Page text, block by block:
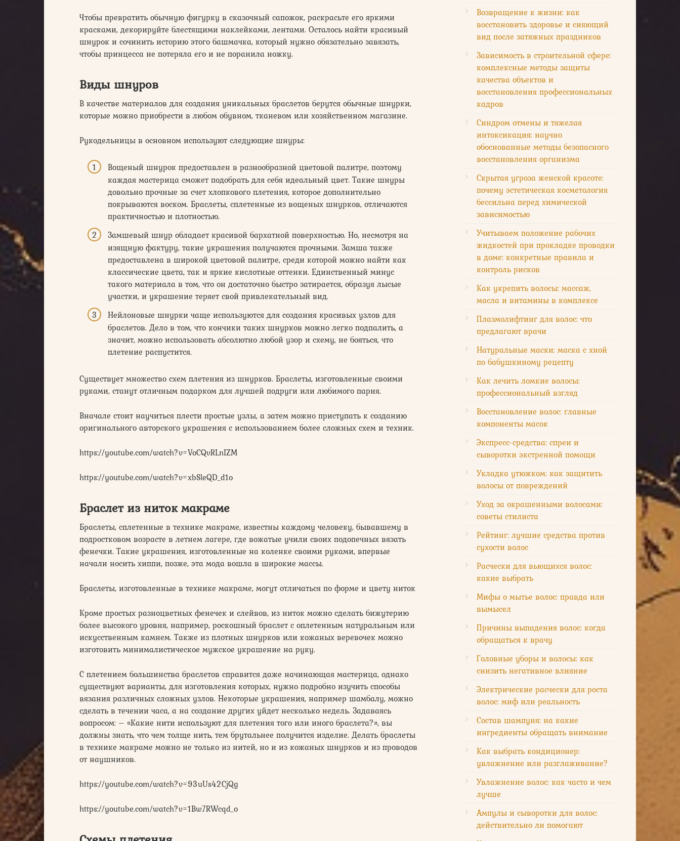
Чтобы превратить обычную фигурку в сказочный сапожок, раскрасьте его яркими
красками, декорируйте блестящими наклейками, лентами. Осталось найти красивый
шнурок и сочинить историю этого башмачка, который нужно обязательно завязать,
чтобы принцесса не потеряла его и не поранила ножку.
Виды шнуров
В качестве материалов для создания уникальных браслетов берутся обычные шнурки,
которые можно приобрести в любом обувном, тканевом или хозяйственном магазине.
Рукодельницы в основном используют следующие шнуры:
Вощеный шнурок предоставлен в разнообразной цветовой палитре, поэтому
каждая мастерица сможет подобрать для себя идеальный цвет. Такие шнуры
довольно прочные за счет хлопкового плетения, которое дополнительно
покрываются воском. Браслеты, сплетенные из вощеных шнурков, отличаются
практичностью и плотностью.
Замшевый шнур обладает красивой бархатной поверхностью. Но, несмотря на
изящную фактуру, такие украшения получаются прочными. Замша также
предоставлена в широкой цветовой палитре, среди которой можно найти как
классические цвета, так и яркие кислотные оттенки. Единственный минус
такого материала в том, что он достаточно быстро затирается, образуя лысые
участки, и украшение теряет свой привлекательный вид.
Нейлоновые шнурки чаще используются для создания красивых узлов для
браслетов. Дело в том, что кончики таких шнурков можно легко подпалить, а
значит, можно использовать абсолютно любой узор и схему, не бояться, что
плетение распустится.
Существует множество схем плетения из шнурков. Браслеты, изготовленные своими
руками, станут отличным подарком для лучшей подруги или любимого парня.
Вначале стоит научиться плести простые узлы, а затем можно приступать к созданию
оригинального авторского украшения с использованием более сложных схем и техник.
https://youtube.com/watch?v=VoCQvRLnIZM
https://youtube.com/watch?v=xbSleQD_d1o
Браслет из ниток макраме
Браслеты, сплетенные в технике макраме, известны каждому человеку, бывавшему в
подростковом возрасте в летнем лагере, где вожатые учили своих подопечных вязать
фенечки. Такие украшения, изготовленные на коленке своими руками, впервые
начали носить хиппи, позже, эта мода вошла в широкие массы.
Браслеты, изготовленные в технике макраме, могут отличаться по форме и цвету ниток
Кроме простых разноцветных фенечек и слейвов, из ниток можно сделать бижутерию
более высокого уровня, например, роскошный браслет с оплетенным натуральным или
искусственным камнем. Также из плотных шнурков или кожаных веревочек можно
изготовить минималистическое мужское украшение на руку.
С плетением большинства браслетов справится даже начинающая мастерица, однако
существуют варианты, для изготовления которых, нужно подробно изучить способы
вязания различных сложных узлов. Некоторые украшения, например шамбалу, можно
сделать в течении часа, а на создание других уйдет несколько недель. Задаваясь
вопросом: – «Какие нити используют для плетения того или иного браслета?», вы
должны знать, что чем толще нить, тем брутальнее получится изделие. Делать браслеты
в технике макраме можно не только из нитей, но и из кожаных шнурков и из проводов
от наушников.
https://youtube.com/watch?v=93uUs42CjQg
https://youtube.com/watch?v=1Bw7RWcqd_o
Возвращение к жизни: как
восстановить здоровье и сияющий
вид после затяжных праздников
Зависимость в строительной сфере:
комплексные методы защиты
качества объектов и
восстановления профессиональных
кадров
Синдром отмены и тяжелая
интоксикация: научно
обоснованные методы безопасного
восстановления организма
Скрытая угроза женской красоте:
почему эстетическая косметология
бессильна перед химической
зависимостью
Учитываем положение рабочих
жидкостей при прокладке проводки
в доме: конкретные правила и
контроль рисков
Как укрепить волосы: массаж,
масла и витамины в комплексе
Плазмолифтинг для волос: что
предлагают врачи
Натуральные маски: маска с хной
по бабушкиному рецепту
Как лечить ломкие волосы:
профессиональный взгляд
Восстановление волос: главные
компоненты масок
Экспресс-средства: спреи и
сыворотки экстренной помощи
Укладка утюжком: как защитить
волосы от повреждений
Уход за окрашенными волосами:
советы стилиста
Рейтинг: лучшие средства против
сухости волос
Расчески для вьющихся волос:
какие выбрать
Мифы о мытье волос: правда или
вымысел
Причины выпадения волос: когда
обращаться к врачу
Головные уборы и волосы: как
снизить негативное влияние
Электрические расчески для роста
волос: миф или реальность
Состав шампуня: на какие
ингредиенты обращать внимание
Как выбрать кондиционер:
увлажнение или разглаживание?
Увлажнение волос: как часто и чем
лучше
Ампулы и сыворотки для волос:
действительно ли помогают